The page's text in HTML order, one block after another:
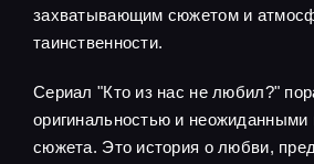
захватывающим сюжетом и
таинственности.
Сериал "Кто из нас не любил?"
оригинальностью и неожиданными
сюжета. Это история о любви,